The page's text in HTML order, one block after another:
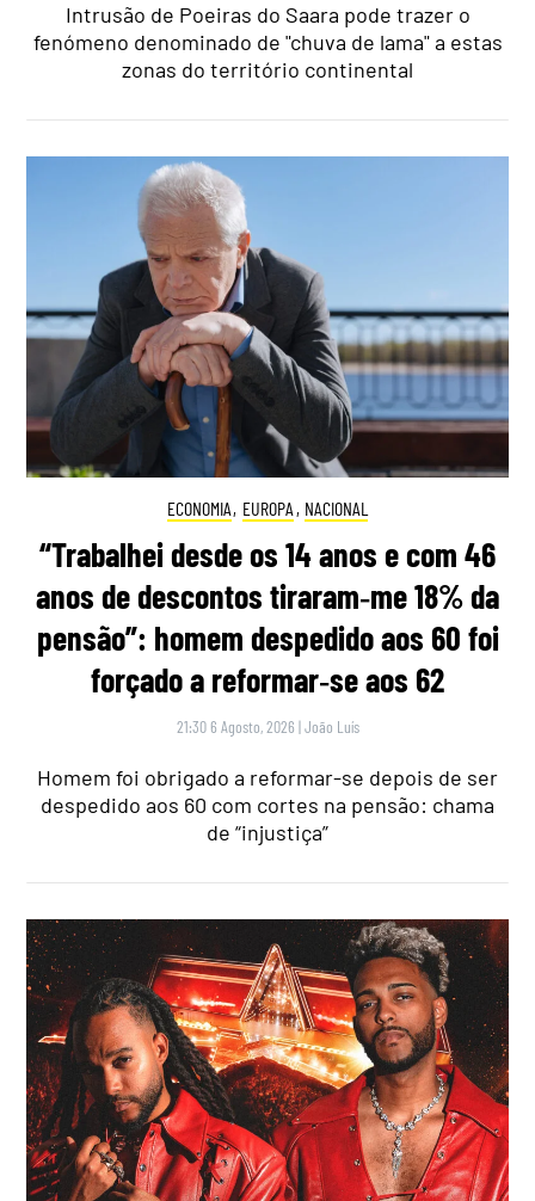
Intrusão de Poeiras do Saara pode trazer o
fenómeno denominado de "chuva de lama" a estas
zonas do território continental
ECONOMIA, EUROPA , NACIONAL
“Trabalhei desde os 14 anos e com 46
anos de descontos tiraram‑me 18% da
pensão”: homem despedido aos 60 foi
forçado a reformar‑se aos 62
21:30 6 Agosto, 2026 |João Luís
Homem foi obrigado a reformar-se depois de ser
despedido aos 60 com cortes na pensão: chama
de “injustiça”